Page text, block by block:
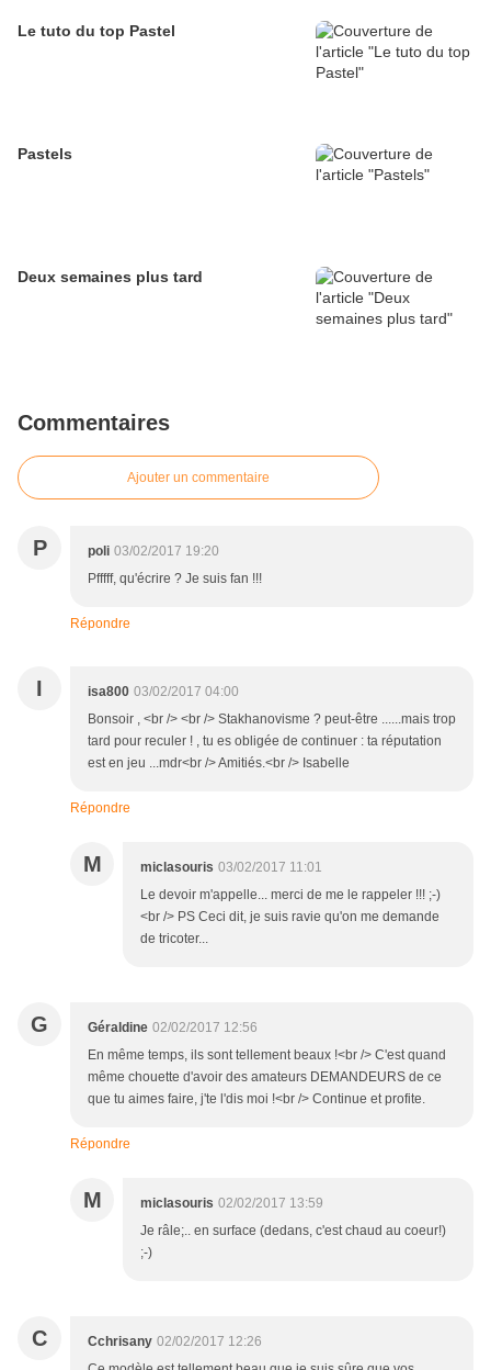
Le tuto du top Pastel
Pastels
Deux semaines plus tard
Commentaires
Ajouter un commentaire
P poli 03/02/2017 19:20
Pfffff, qu'écrire ? Je suis fan !!!
Répondre
I isa800 03/02/2017 04:00
Bonsoir , <br /> <br /> Stakhanovisme ? peut-être ......mais trop
tard pour reculer ! , tu es obligée de continuer : ta réputation
est en jeu ...mdr<br /> Amitiés.<br /> Isabelle
Répondre
M miclasouris 03/02/2017 11:01
Le devoir m'appelle... merci de me le rappeler !!! ;-)
<br /> PS Ceci dit, je suis ravie qu'on me demande
de tricoter...
G Géraldine 02/02/2017 12:56
En même temps, ils sont tellement beaux !<br /> C'est quand
même chouette d'avoir des amateurs DEMANDEURS de ce
que tu aimes faire, j'te l'dis moi !<br /> Continue et profite.
Répondre
M miclasouris 02/02/2017 13:59
Je râle;.. en surface (dedans, c'est chaud au coeur!)
;-)
C Cchrisany 02/02/2017 12:26